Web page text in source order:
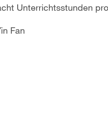
Unterrichtsstunden
Fan